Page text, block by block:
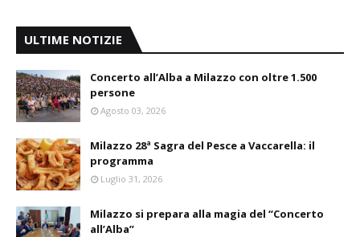
ULTIME NOTIZIE
Concerto all’Alba a Milazzo con oltre 1.500
persone
Agosto 03, 2026
Milazzo 28ª Sagra del Pesce a Vaccarella: il
programma
Luglio 31, 2026
Milazzo si prepara alla magia del “Concerto
all’Alba”